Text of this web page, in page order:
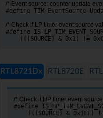
/* Event source: counter update
#define
/* Check if LP timer event source
#define
(((SOURCE) & 0x1) !=
RTL8721Dx RTL8720E
/* Check if HP timer event
#define
(((SOURCE) & 0x1FF)